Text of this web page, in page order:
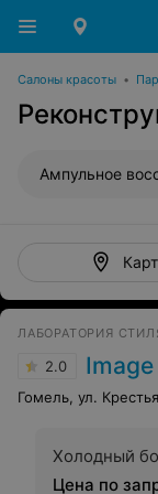
Салоны красоты •
ЛАБОРАТОРИЯ
2.0
Гомель, ул.
Холодный
Цена по